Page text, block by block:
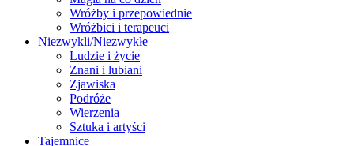
Wróżby i przepowiednie
Wróżbici i terapeuci
Niezwykli/Niezwykłe
Ludzie i życie
Znani i lubiani
Zjawiska
Podróże
Wierzenia
Sztuka i artyści
Tajemnice